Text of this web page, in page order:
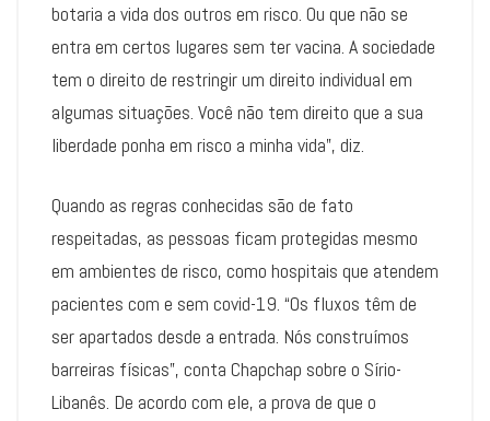
botaria a vida dos outros em risco. Ou que não se
entra em certos lugares sem ter vacina. A sociedade
tem o direito de restringir um direito individual em
algumas situações. Você não tem direito que a sua
liberdade ponha em risco a minha vida”, diz.
Quando as regras conhecidas são de fato
respeitadas, as pessoas ficam protegidas mesmo
em ambientes de risco, como hospitais que atendem
pacientes com e sem covid-19. “Os fluxos têm de
ser apartados desde a entrada. Nós construímos
barreiras físicas”, conta Chapchap sobre o Sírio-
Libanês. De acordo com ele, a prova de que o